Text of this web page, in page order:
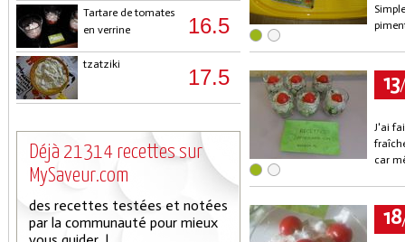
Tartare de tomates
en verrine
16.5
tzatziki
17.5
Déjà 21314 recettes sur
MySaveur.com
des recettes testées et notées
par la communauté pour mieux
13
J'ai
car
18